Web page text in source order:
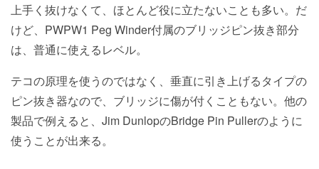
上手く抜けなくて、ほとんど役に立たないことも多い。だ
けど、PWPW1 Peg Winder付属のブリッジピン抜き部分
は、普通に使えるレベル。
テコの原理を使うのではなく、垂直に引き上げるタイプの
ピン抜き器なので、ブリッジに傷が付くこともない。他の
製品で例えると、Jim DunlopのBridge Pin Pullerのように
使うことが出来る。